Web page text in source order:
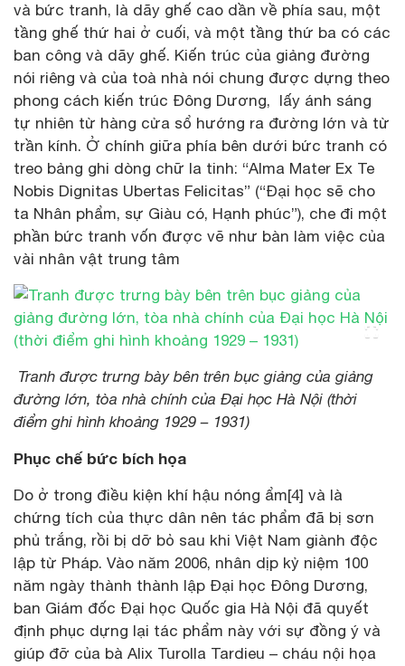
và bức tranh, là dãy ghế cao dần về phía sau, một
tầng ghế thứ hai ở cuối, và một tầng thứ ba có các
ban công và dãy ghế. Kiến trúc của giảng đường
nói riêng và của toà nhà nói chung được dựng theo
phong cách kiến trúc Đông Dương, lấy ánh sáng
tự nhiên từ hàng cửa sổ hướng ra đường lớn và từ
trần kính. Ở chính giữa phía bên dưới bức tranh có
treo bảng ghi dòng chữ la tinh: “Alma Mater Ex Te
Nobis Dignitas Ubertas Felicitas” (“Đại học sẽ cho
ta Nhân phẩm, sự Giàu có, Hạnh phúc”), che đi một
phần bức tranh vốn được vẽ như bàn làm việc của
vài nhân vật trung tâm
Tranh được trưng bày bên trên bục giảng của giảng
đường lớn, tòa nhà chính của Đại học Hà Nội (thời
điểm ghi hình khoảng 1929 – 1931)
Phục chế bức bích họa
Do ở trong điều kiện khí hậu nóng ẩm[4] và là
chứng tích của thực dân nên tác phẩm đã bị sơn
phủ trắng, rồi bị dỡ bỏ sau khi Việt Nam giành độc
lập từ Pháp. Vào năm 2006, nhân dịp kỷ niệm 100
năm ngày thành thành lập Đại học Đông Dương,
ban Giám đốc Đại học Quốc gia Hà Nội đã quyết
định phục dựng lại tác phẩm này với sự đồng ý và
giúp đỡ của bà Alix Turolla Tardieu – cháu nội họa